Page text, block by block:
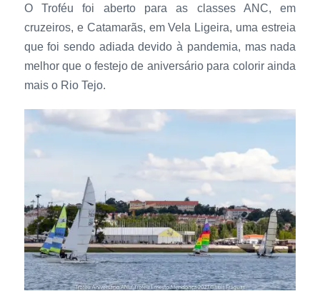
O Troféu foi aberto para as classes ANC, em
cruzeiros, e Catamarãs, em Vela Ligeira, uma estreia
que foi sendo adiada devido à pandemia, mas nada
melhor que o festejo de aniversário para colorir ainda
mais o Rio Tejo.